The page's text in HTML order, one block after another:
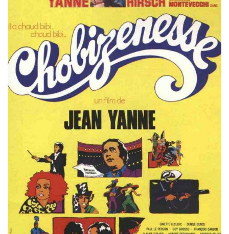
Musical
Oorlogsfilm
Romantische komedie
Thriller